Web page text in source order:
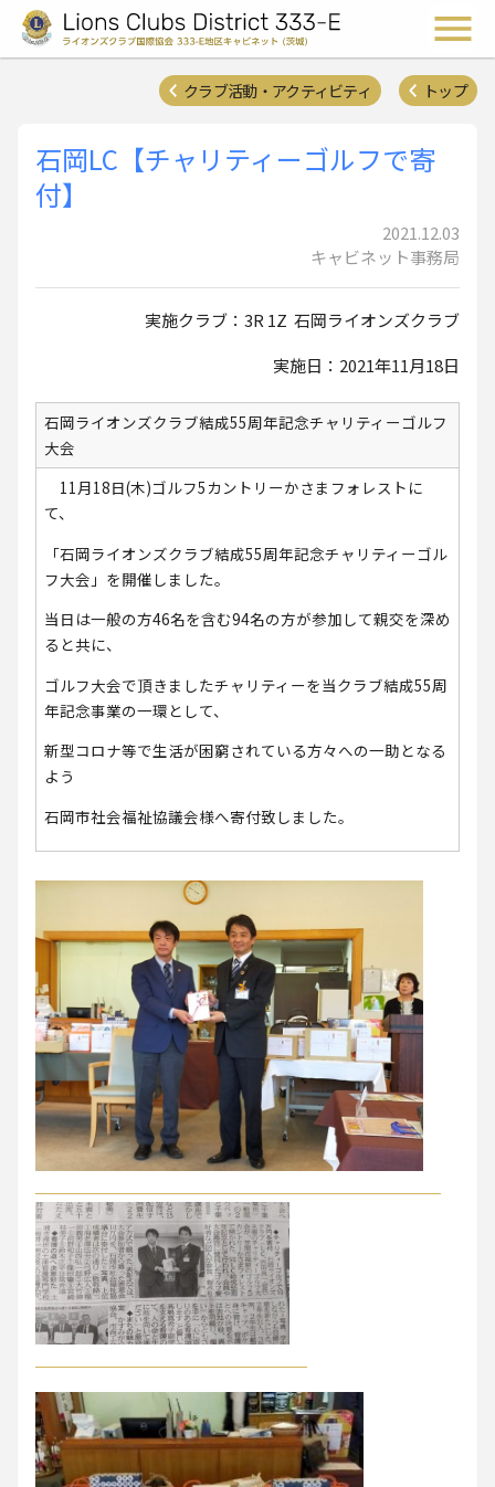
ライオンズクラ
トップ
クラブ活動・アクティビティ
石岡LC【チャリティーゴルフで寄
付】
2021.12.03
キャビネット事務局
実施クラブ：3R 1Z 石岡ライオンズクラブ
実施日：2021年11月18日
石岡ライオンズクラブ結成55周年記念チャリティーゴルフ
大会
11月18日(木)ゴルフ5カントリーかさまフォレストに
て、
「石岡ライオンズクラブ結成55周年記念チャリティーゴル
フ大会」を開催しました。
当日は一般の方46名を含む94名の方が参加して親交を深め
ると共に、
ゴルフ大会で頂きましたチャリティーを当クラブ結成55周
年記念事業の一環として、
新型コロナ等で生活が困窮されている方々への一助となる
よう
石岡市社会福祉協議会様へ寄付致しました。